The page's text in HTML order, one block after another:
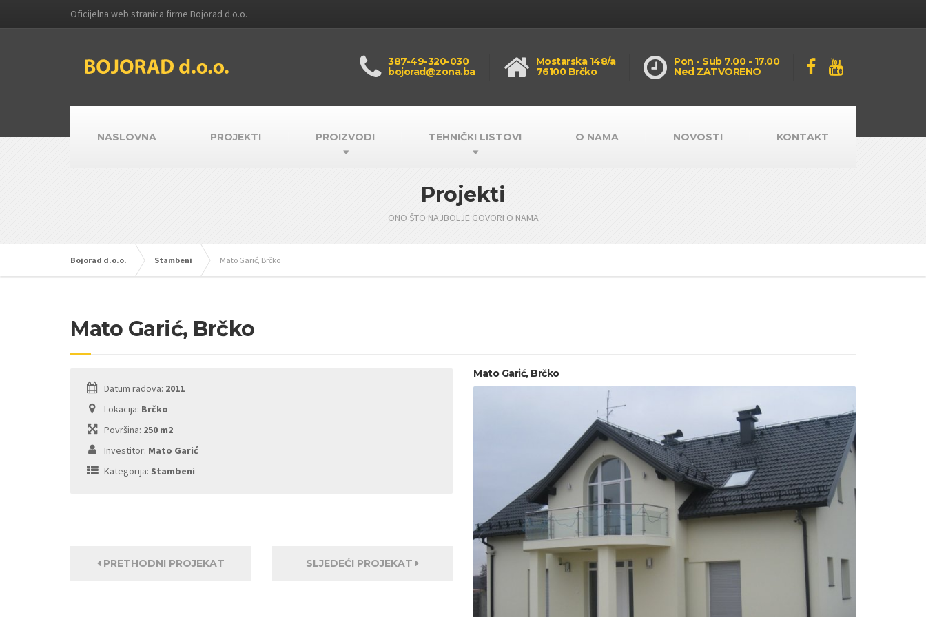
Oficijelna web stranica firme Bojorad d.o.o.
387-49-320-030
bojorad@zona.ba
Mostarska 148/a
76100 Brčko
Pon - Sub 7.00 - 17.00
Ned ZATVORENO
NASLOVNA PROJEKTI PROIZVODI TEHNIČKI LISTOVI O NAMA NOVOSTI KONTAKT
Projekti
ONO ŠTO NAJBOLJE GOVORI O NAMA
Bojorad d.o.o. Stambeni Mato Garić, Brčko
Mato Garić, Brčko
Datum radova: 2011
Lokacija: Brčko
Površina: 250 m2
Investitor: Mato Garić
Kategorija: Stambeni
PRETHODNI PROJEKAT SLJEDEĆI PROJEKAT
Mato Garić, Brčko